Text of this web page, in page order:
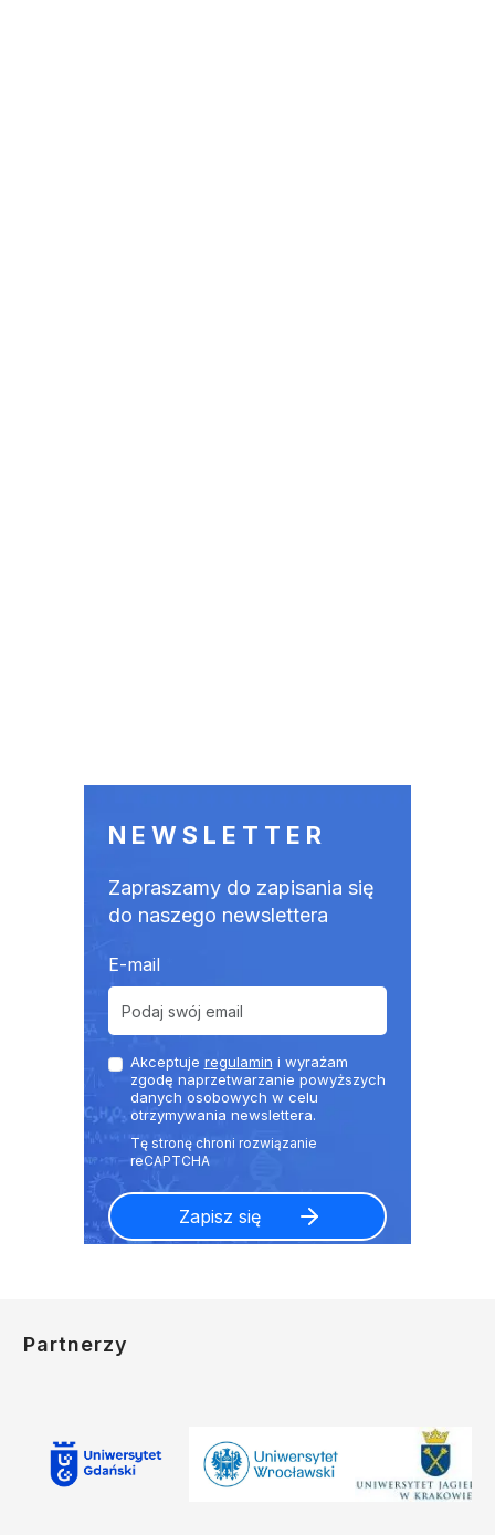
NEWSLETTER
Zapraszamy do zapisania się
do naszego newslettera
E-mail
Akceptuje regulamin i wyrażam
zgodę naprzetwarzanie powyższych
danych osobowych w celu
otrzymywania newslettera.
Partnerzy